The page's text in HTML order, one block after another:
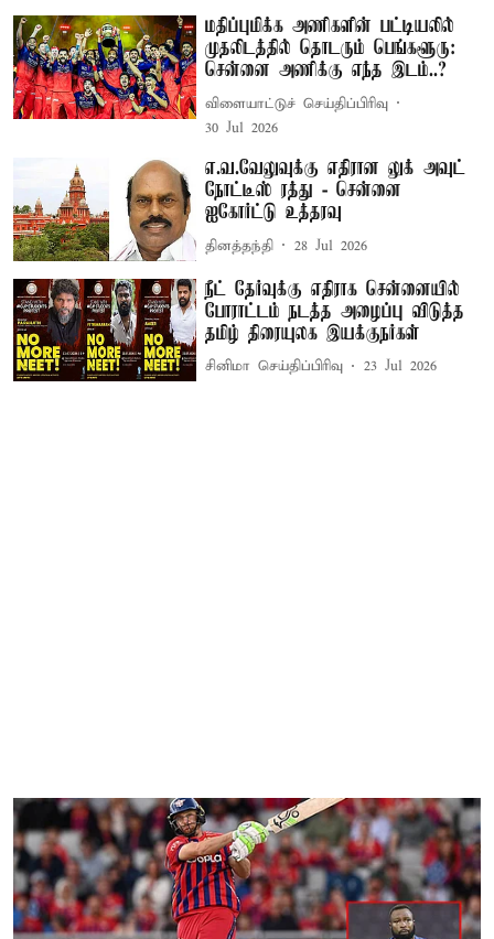
மதிப்புமிக்க அணிகளின் பட்டியலில்
முதலிடத்தில் தொடரும் பெங்களூரு:
சென்னை அணிக்கு எந்த இடம்..?
விளையாட்டுச் செய்திப்பிரிவு
30 Jul 2026
எ.வ.வேலுவுக்கு எதிரான லுக் அவுட்
நோட்டீஸ் ரத்து - சென்னை
ஐகோர்ட்டு உத்தரவு
தினத்தந்தி 28 Jul 2026
நீட் தேர்வுக்கு எதிராக சென்னையில்
போராட்டம் நடத்த அழைப்பு விடுத்த
தமிழ் திரையுலக இயக்குநர்கள்
சினிமா செய்திப்பிரிவு 23 Jul 2026